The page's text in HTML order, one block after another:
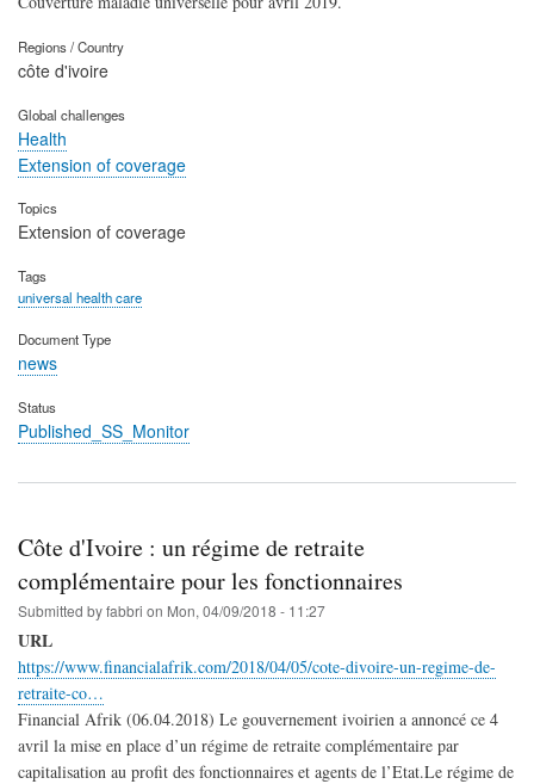
Regions / Country
côte d'ivoire
Global challenges
Health
Extension of coverage
Topics
Extension of coverage
Tags
universal health care
Document Type
news
Status
Published_SS_Monitor
Côte d'Ivoire : un régime de retraite
complémentaire pour les fonctionnaires
Submitted byfabbri on Mon, 04/09/2018 - 11:27
URL
https://www.financialafrik.com/2018/04/05/cote-divoire-un-regime-de-
retraite-co…
Financial Afrik (06.04.2018) Le gouvernement ivoirien a annoncé ce 4
avril la mise en place d’un régime de retraite complémentaire par
capitalisation au profit des fonctionnaires et agents de l’Etat.Le régime de